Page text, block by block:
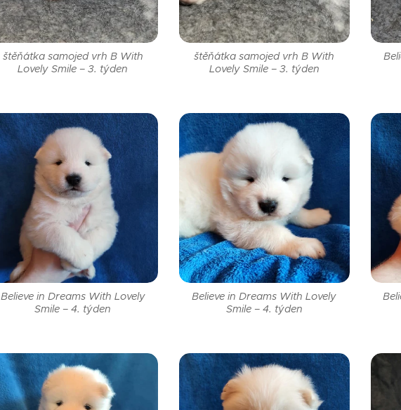
štěňátka samojed vrh B With
Lovely Smile – 3. týden
štěňátka samojed vrh B With
Lovely Smile – 3. týden
Believe in Dreams With Lovely
Smile – 4. týden
Believe in Dreams With Lovely
Smile – 4. týden